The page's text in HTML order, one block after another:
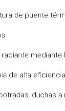
de puente
de alta eficiencia
duchas